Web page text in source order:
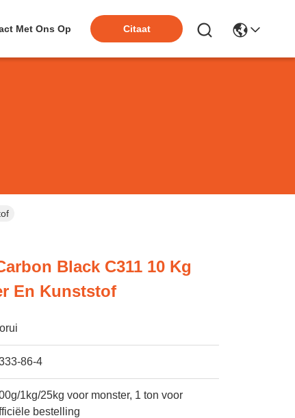
Met Ons Op Citaat
Black C311 10 Kg
En Kunststof
86-4
1kg/25kg voor monster, 1 ton voor
bestelling